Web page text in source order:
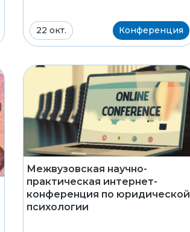
22 окт. Конференция
Межвузовская научно-
практическая интернет-
конференция по юридической
психологии